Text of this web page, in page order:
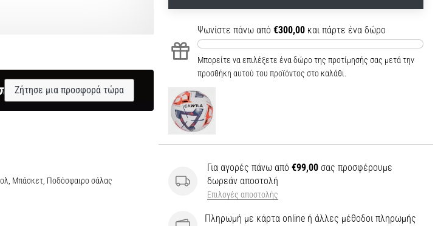
..
Ψωνίστε πάνω από €300,00 και πάρτε ένα δώρο
Μπορείτε να επιλέξετε ένα δώρο της προτίμησής σας μετά την
προσθήκη αυτού του προϊόντος στο καλάθι.
Για αγορές πάνω από €99,00 σας προσφέρουμε
δωρεάν αποστολή
Επιλογές αποστολής
Πληρωμή με κάρτα online ή άλλες μέθοδοι πληρωμής
Ζήτησε μια προσφορά τώρα
Μπάσκετ, Ποδόσφαιρο σάλας